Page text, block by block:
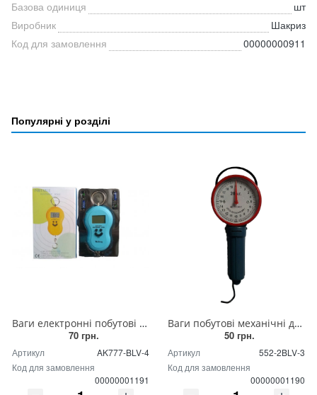
Базова одиниця
шт
Виробник
Шакриз
Код для замовлення
00000000911
Популярні у розділі
Ваги електронні побутові ручні, кантер електронний
70 грн.
Артикул
AK777-BLV-4
Код для замовлення
00000001191
Ваги побутові механічні до 20 кг, безмін побутовий, модель Х-220
50 грн.
Артикул
552-2BLV-3
Код для замовлення
00000001190